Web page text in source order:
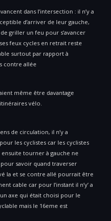
dans l’intersection : il n’y a
d’arriver de leur gauche,
griller un feu pour s’avancer
feux cycles en retrait reste
surtout par rapport à
contre allée
même être davantage
vélo.
de circulation, il n’y a
les cyclistes car les cyclistes
tourner à gauche ne
savoir quand traverser
la et se contre allé pourrait être
cable car pour l’instant il n’y’ a
axe qui était choisi pour le
mais le 16eme est